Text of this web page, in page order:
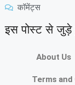
कॉमेंट्स
इस पोस्ट से जुड़े
About Us
Terms